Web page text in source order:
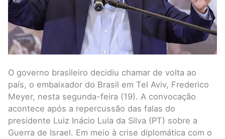
O governo brasileiro decidiu chamar de volta ao
país, o embaixador do Brasil em Tel Aviv, Frederico
Meyer, nesta segunda-feira (19). A convocação
acontece após a repercussão das falas do
presidente Luiz Inácio Lula da Silva (PT) sobre a
Guerra de Israel. Em meio à crise diplomática com o